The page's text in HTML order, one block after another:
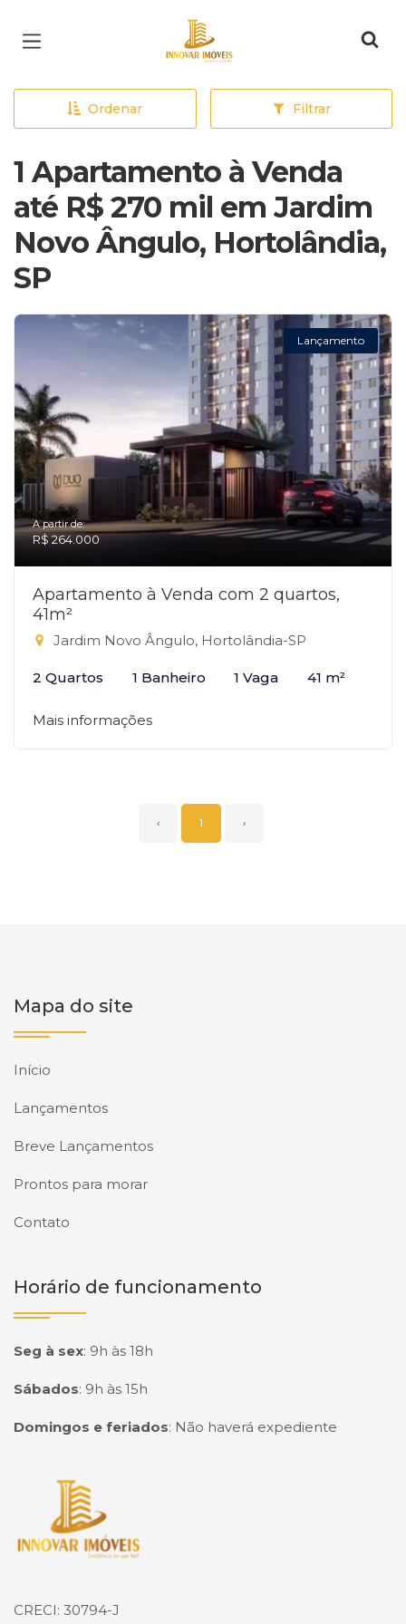
Página inicial
Ordenar Filtrar
1 Apartamento à Venda
até R$ 270 mil em Jardim
Novo Ângulo, Hortolândia,
SP
Lançamento
A partir de:
R$ 264.000
Apartamento à Venda com 2 quartos,
41m²
Jardim Novo Ângulo, Hortolândia-SP
2 Quartos 1 Banheiro 1 Vaga 41 m²
Mais informações
‹ 1 ›
Mapa do site
Início
Lançamentos
Breve Lançamentos
Prontos para morar
Contato
Horário de funcionamento
Seg à sex: 9h às 18h
Sábados: 9h às 15h
Domingos e feriados: Não haverá expediente
Página inicial
CRECI: 30794-J